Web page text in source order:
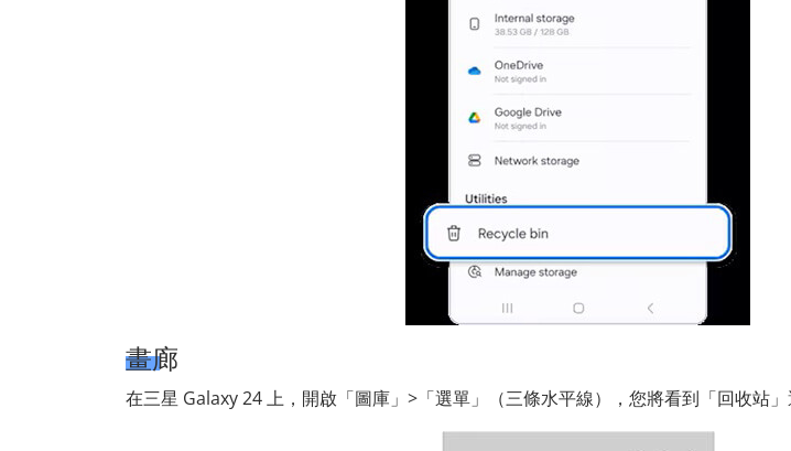
畫廊
在三星 Galaxy 24 上，開啟「圖庫」>「選單」（三條水平線），您將看到「回收站」